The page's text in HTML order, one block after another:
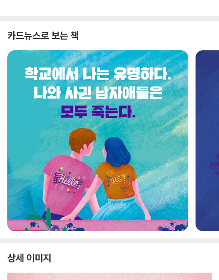
카드뉴스로 보는 책
상세 이미지